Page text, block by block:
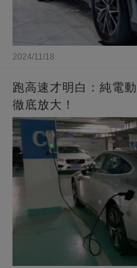
2024/11/18
跑高速才明白：純電
徹底放大！